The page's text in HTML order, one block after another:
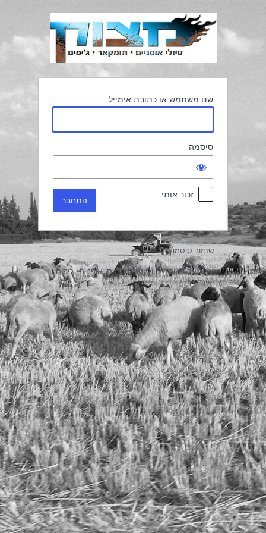
התחבר
שם משתמש או כתובת אימייל
סיסמה
זכור אותי
שחזור סיסמה
עבור אל מצוק – טיולי טרקטורונים, אופניים, ג'יפים
ואיזי ריידר